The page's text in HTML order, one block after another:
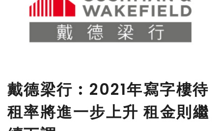
刊登
戴德梁行︰2021年寫字樓待
租率將進一步上升 租金則繼